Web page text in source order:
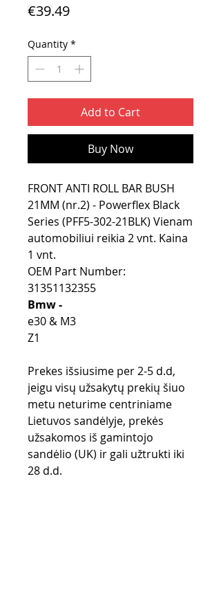
€39.49Price
Quantity *
Add to Cart
Buy Now
FRONT ANTI ROLL BAR BUSH
21MM (nr.2) - Powerflex Black
Series (PFF5-302-21BLK) Vienam
automobiliui reikia 2 vnt. Kaina
1 vnt.
OEM Part Number:
31351132355
Bmw -
e30 & M3
Z1
Prekes išsiusime per 2-5 d.d,
jeigu visų užsakytų prekių šiuo
metu neturime centriniame
Lietuvos sandėlyje, prekės
užsakomos iš gamintojo
sandėlio (UK) ir gali užtrukti iki
28 d.d.